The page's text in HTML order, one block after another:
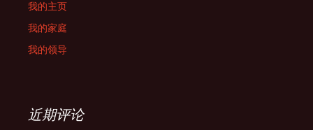
我的主页
我的家庭
我的领导
近期评论